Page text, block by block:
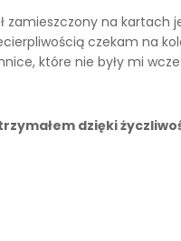
zamieszczony na kartach
czekam na
które nie były mi
dzięki